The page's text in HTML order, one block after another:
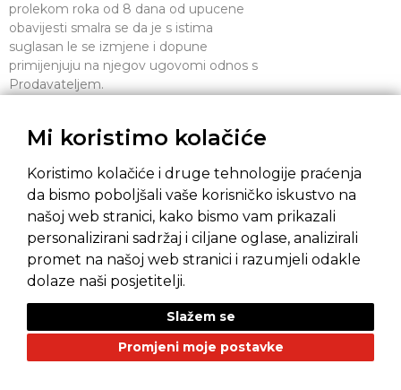
Mi koristimo kolačiće
Koristimo kolačiće i druge tehnologije praćenja
da bismo poboljšali vaše korisničko iskustvo na
našoj web stranici, kako bismo vam prikazali
personalizirani sadržaj i ciljane oglase, analizirali
promet na našoj web stranici i razumjeli odakle
dolaze naši posjetitelji.
Slažem se
Promjeni moje postavke
prolekom roka od 8 dana od upucene
obavijesti smalra se da je s istima
suglasan le se izmjene i dopune
primijenjuju na njegov ugovomi odnos s
Prodavateljem.
uvjeta nistelna iii neprovediva ista se
preostalom dijelu ostaju na snazi
neizmijenjeni. U slucaju utvrdenja
nevaljanosli pojedinih odredbi ugovorne
slrane ce isle zamijeniti drugim
odredbama vodeci prilom raluna da se
izmijenjenim odredbama na valjan način
postigne išla iii približno ista svrha imajući
u vidu sve okolnosti mjerodavne za
ocjenu pravičnosti izmijenjene odredbe i
utvrđene volje stranaka.
11.4. Kupac nije ovlašten bez prethodne